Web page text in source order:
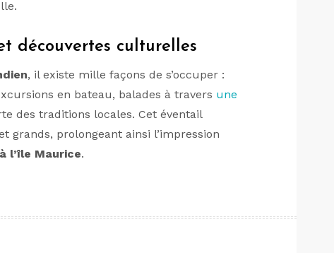
découvertes culturelles
, il existe mille façons de s’occuper :
en bateau, balades à travers une
des traditions locales. Cet éventail
grands, prolongeant ainsi l’impression
l’île Maurice.